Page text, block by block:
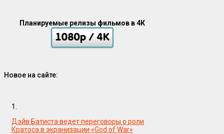
Планируемые релизы фильмов в 4К
Новое на сайте:
1.
Дэйв Батиста ведет переговоры о роли
Кратоса в экранизации «God of War»